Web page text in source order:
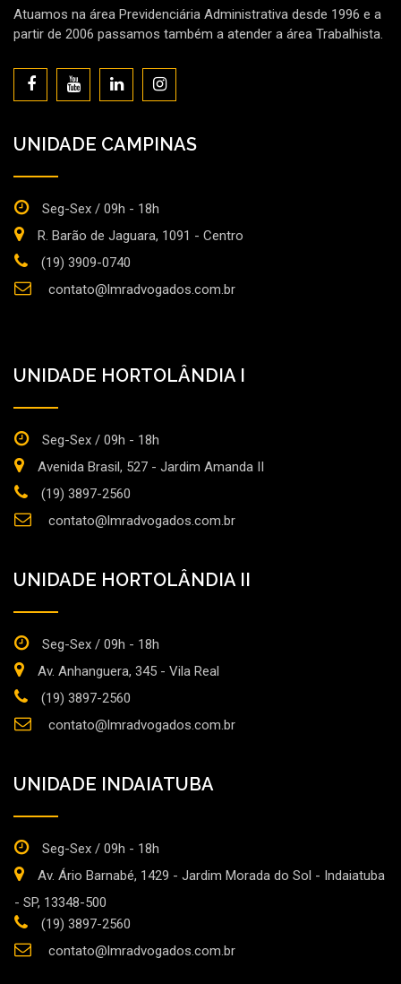
Atuamos na área Previdenciária Administrativa desde 1996 e a
partir de 2006 passamos também a atender a área Trabalhista.
UNIDADE CAMPINAS
Seg-Sex / 09h - 18h
R. Barão de Jaguara, 1091 - Centro
(19) 3909-0740
contato@lmradvogados.com.br
UNIDADE HORTOLÂNDIA I
Seg-Sex / 09h - 18h
Avenida Brasil, 527 - Jardim Amanda II
(19) 3897-2560
contato@lmradvogados.com.br
UNIDADE HORTOLÂNDIA II
Seg-Sex / 09h - 18h
Av. Anhanguera, 345 - Vila Real
(19) 3897-2560
contato@lmradvogados.com.br
UNIDADE INDAIATUBA
Seg-Sex / 09h - 18h
Av. Ário Barnabé, 1429 - Jardim Morada do Sol - Indaiatuba
- SP, 13348-500
(19) 3897-2560
contato@lmradvogados.com.br